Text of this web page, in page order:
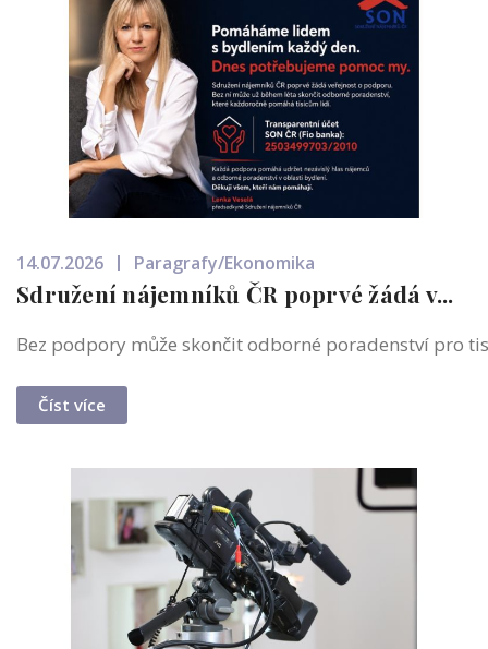
14.07.2026 Paragrafy/Ekonomika
Sdružení nájemníků ČR poprvé žádá v...
Bez podpory může skončit odborné poradenství pro
Číst více